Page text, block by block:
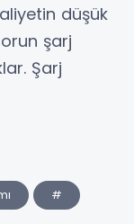
düşük
şarj
Şarj
#